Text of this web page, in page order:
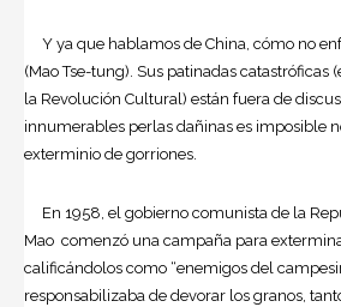
Y ya que hablamos de China, cómo no
(Mao Tse-tung). Sus patinadas catastróficas
la Revolución Cultural) están fuera de
innumerables perlas dañinas es imposible
exterminio de gorriones.
En 1958, el gobierno comunista de la
Mao comenzó una campaña para
calificándolos como “enemigos del
responsabilizaba de devorar los granos,